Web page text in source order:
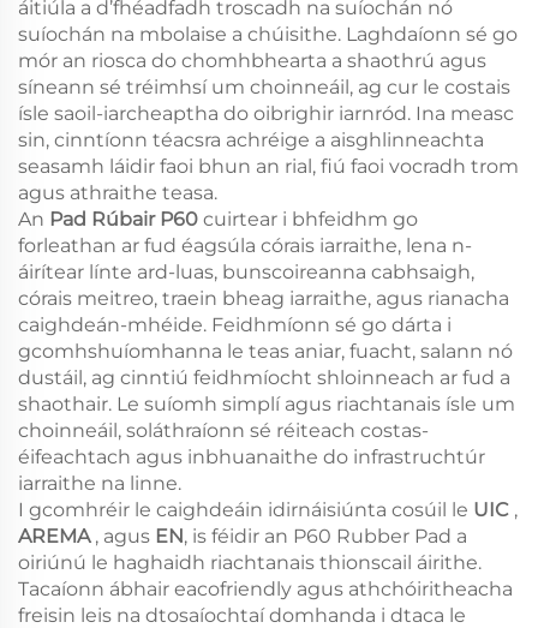
áitiúla a d’fhéadfadh troscadh na suíochán nó
suíochán na mbolaise a chúisithe. Laghdaíonn sé go
mór an riosca do chomhbhearta a shaothrú agus
síneann sé tréimhsí um choinneáil, ag cur le costais
ísle saoil-iarcheaptha do oibrighir iarnród. Ina measc
sin, cinntíonn téacsra achréige a aisghlinneachta
seasamh láidir faoi bhun an rial, fiú faoi vocradh trom
agus athraithe teasa.
An Pad Rúbair P60 cuirtear i bhfeidhm go
forleathan ar fud éagsúla córais iarraithe, lena n-
áirítear línte ard-luas, bunscoireanna cabhsaigh,
córais meitreo, traein bheag iarraithe, agus rianacha
caighdeán-mhéide. Feidhmíonn sé go dárta i
gcomhshuíomhanna le teas aniar, fuacht, salann nó
dustáil, ag cinntiú feidhmíocht shloinneach ar fud a
shaothair. Le suíomh simplí agus riachtanais ísle um
choinneáil, soláthraíonn sé réiteach costas-
éifeachtach agus inbhuanaithe do infrastruchtúr
iarraithe na linne.
I gcomhréir le caighdeáin idirnáisiúnta cosúil le UIC ,
AREMA , agus EN, is féidir an P60 Rubber Pad a
oiriúnú le haghaidh riachtanais thionscail áirithe.
Tacaíonn ábhair eacofriendly agus athchóiritheacha
freisin leis na dtosaíochtaí domhanda i dtaca le